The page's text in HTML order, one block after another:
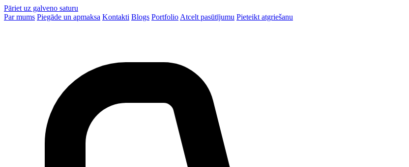
Pāriet uz galveno saturu
Par mums Piegāde un apmaksa Kontakti Blogs Portfolio Atcelt pasūtījumu Pieteikt atgriešanu